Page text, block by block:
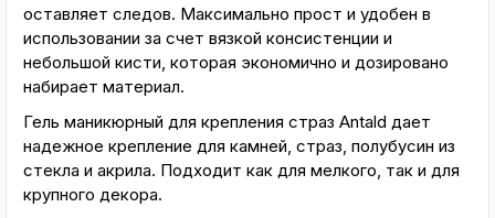
оставляет следов. Максимально прост и удобен в
использовании за счет вязкой консистенции и
небольшой кисти, которая экономично и дозировано
набирает материал.
Гель маникюрный для крепления страз Antald дает
надежное крепление для камней, страз, полубусин из
стекла и акрила. Подходит как для мелкого, так и для
крупного декора.